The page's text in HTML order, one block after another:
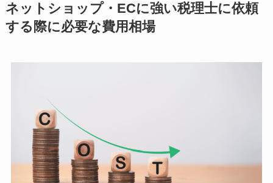
ネットショップ・ECに強い税理士に依頼
する際に必要な費用相場